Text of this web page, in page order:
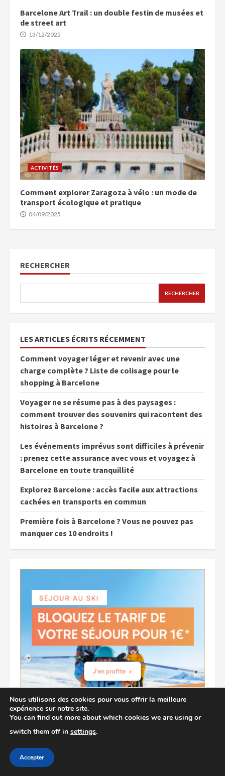
Barcelone Art Trail : un double festin de musées et
de street art
13/12/2025
ACTIVITÉS
Comment explorer Zaragoza à vélo : un mode de
transport écologique et pratique
04/09/2025
RECHERCHER
RECHERCHER
LES ARTICLES ÉCRITS RÉCEMMENT
Comment voyager léger et revenir avec une
charge complète ? Liste de colisage pour le
shopping à Barcelone
Voyager ne se résume pas à des paysages :
comment trouver des souvenirs qui racontent des
histoires à Barcelone ?
Les événements imprévus sont difficiles à prévenir
: prenez cette assurance avec vous et voyagez à
Barcelone en toute tranquillité
Explorez Barcelone : accès facile aux attractions
cachées en transports en commun
Première fois à Barcelone ? Vous ne pouvez pas
manquer ces 10 endroits !
YOU MAY HAVE MISSED
Nous utilisons des cookies pour vous offrir la meilleure
expérience sur notre site.
You can find out more about which cookies we are using or
switch them off in settings.
Accepter